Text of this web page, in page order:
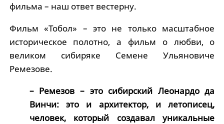
фильма – наш ответ вестерну.
Фильм «Тобол» – это не только масштабное
историческое полотно, а фильм о любви, о
великом сибиряке Семене Ульяновиче
Ремезове.
– Ремезов – это сибирский Леонардо да
Винчи: это и архитектор, и летописец,
человек, который создавал уникальные